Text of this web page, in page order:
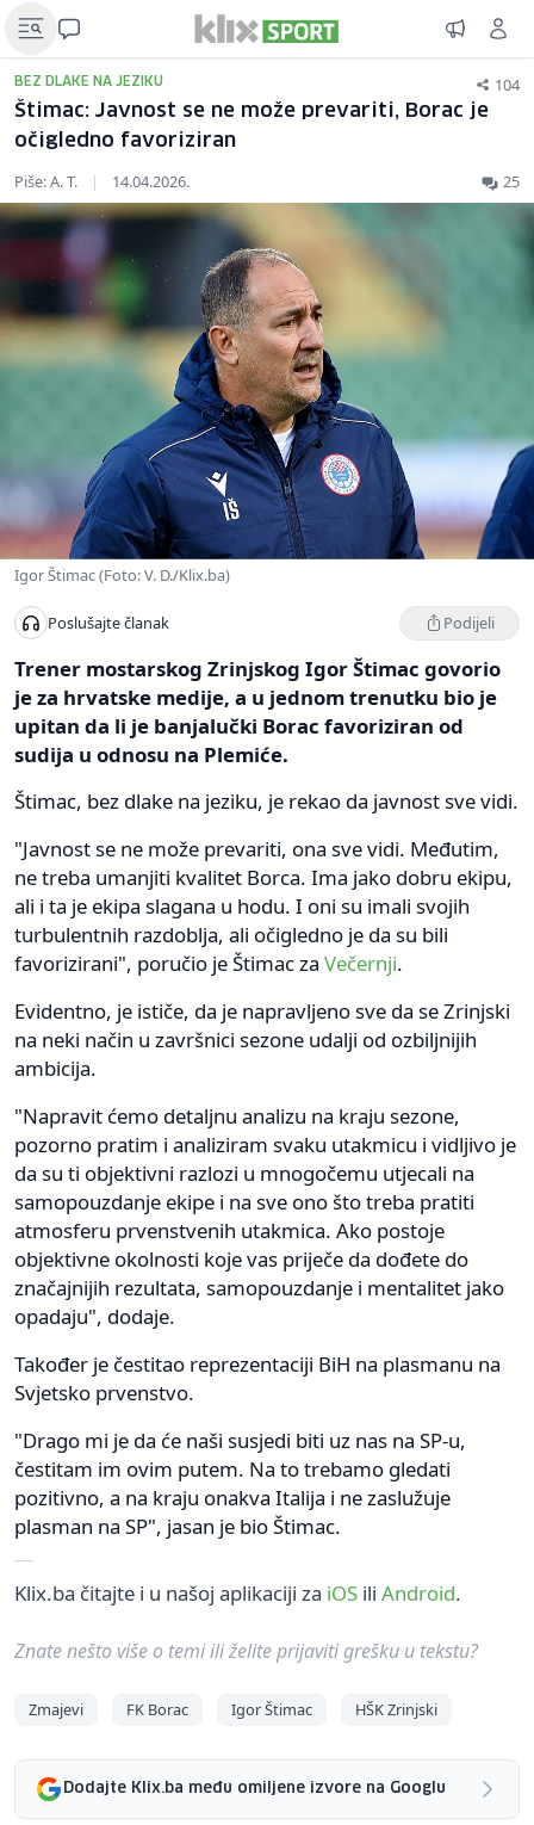
BEZ DLAKE NA JEZIKU 104
Štimac: Javnost se ne može prevariti, Borac je
očigledno favoriziran
Piše: A. T. | 14.04.2026. 25
Igor Štimac (Foto: V. D./Klix.ba)
Poslušajte članak Podijeli
Trener mostarskog Zrinjskog Igor Štimac govorio
je za hrvatske medije, a u jednom trenutku bio je
upitan da li je banjalučki Borac favoriziran od
sudija u odnosu na Plemiće.
Štimac, bez dlake na jeziku, je rekao da javnost sve vidi.
"Javnost se ne može prevariti, ona sve vidi. Međutim,
ne treba umanjiti kvalitet Borca. Ima jako dobru ekipu,
ali i ta je ekipa slagana u hodu. I oni su imali svojih
turbulentnih razdoblja, ali očigledno je da su bili
favorizirani", poručio je Štimac za Večernji.
Evidentno, je ističe, da je napravljeno sve da se Zrinjski
na neki način u završnici sezone udalji od ozbiljnijih
ambicija.
"Napravit ćemo detaljnu analizu na kraju sezone,
pozorno pratim i analiziram svaku utakmicu i vidljivo je
da su ti objektivni razlozi u mnogočemu utjecali na
samopouzdanje ekipe i na sve ono što treba pratiti
atmosferu prvenstvenih utakmica. Ako postoje
objektivne okolnosti koje vas priječe da dođete do
značajnijih rezultata, samopouzdanje i mentalitet jako
opadaju", dodaje.
Također je čestitao reprezentaciji BiH na plasmanu na
Svjetsko prvenstvo.
"Drago mi je da će naši susjedi biti uz nas na SP-u,
čestitam im ovim putem. Na to trebamo gledati
pozitivno, a na kraju onakva Italija i ne zaslužuje
plasman na SP", jasan je bio Štimac.
Klix.ba čitajte i u našoj aplikaciji za iOS ili Android.
Znate nešto više o temi ili želite prijaviti grešku u tekstu?
Zmajevi FK Borac Igor Štimac HŠK Zrinjski
Dodajte Klix.ba među omiljene izvore na Googlu